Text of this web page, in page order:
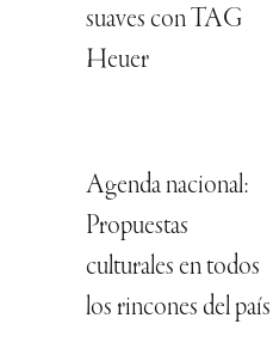
suaves con TAG
Heuer
Agenda nacional:
Propuestas
culturales en todos
los rincones del país